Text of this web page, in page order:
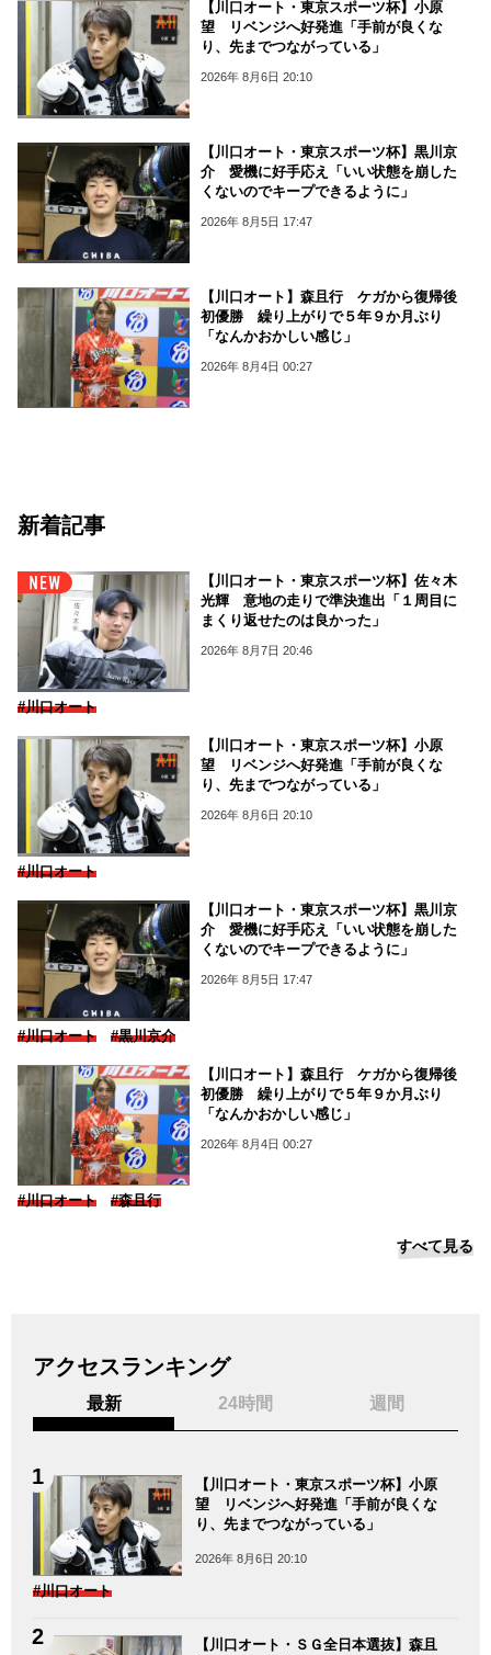
【川口オート・東京スポーツ杯】小原
望 リベンジへ好発進「手前が良くな
り、先までつながっている」
2026年 8月6日 20:10
【川口オート・東京スポーツ杯】黒川京
介 愛機に好手応え「いい状態を崩した
くないのでキープできるように」
2026年 8月5日 17:47
【川口オート】森且行 ケガから復帰後
初優勝 繰り上がりで５年９か月ぶり
「なんかおかしい感じ」
2026年 8月4日 00:27
新着記事
【川口オート・東京スポーツ杯】佐々木
光輝 意地の走りで準決進出「１周目に
まくり返せたのは良かった」
2026年 8月7日 20:46
#川口オート
【川口オート・東京スポーツ杯】小原
望 リベンジへ好発進「手前が良くな
り、先までつながっている」
2026年 8月6日 20:10
#川口オート
【川口オート・東京スポーツ杯】黒川京
介 愛機に好手応え「いい状態を崩した
くないのでキープできるように」
2026年 8月5日 17:47
#川口オート #黒川京介
【川口オート】森且行 ケガから復帰後
初優勝 繰り上がりで５年９か月ぶり
「なんかおかしい感じ」
2026年 8月4日 00:27
#川口オート #森且行
すべて見る
アクセスランキング
最新 24時間 週間
【川口オート・東京スポーツ杯】小原
望 リベンジへ好発進「手前が良くな
り、先までつながっている」
2026年 8月6日 20:10
#川口オート
【川口オート・ＳＧ全日本選抜】森且